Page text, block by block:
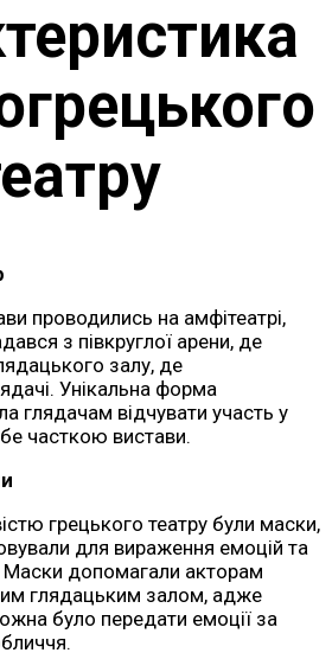
проводились на амфітеатрі,
з півкруглої арени, де
залу, де
Унікальна форма
глядачам відчувати участь у
часткою вистави.
грецького театру були маски,
для вираження емоцій та
Маски допомагали акторам
глядацьким залом, адже
було передати емоції за